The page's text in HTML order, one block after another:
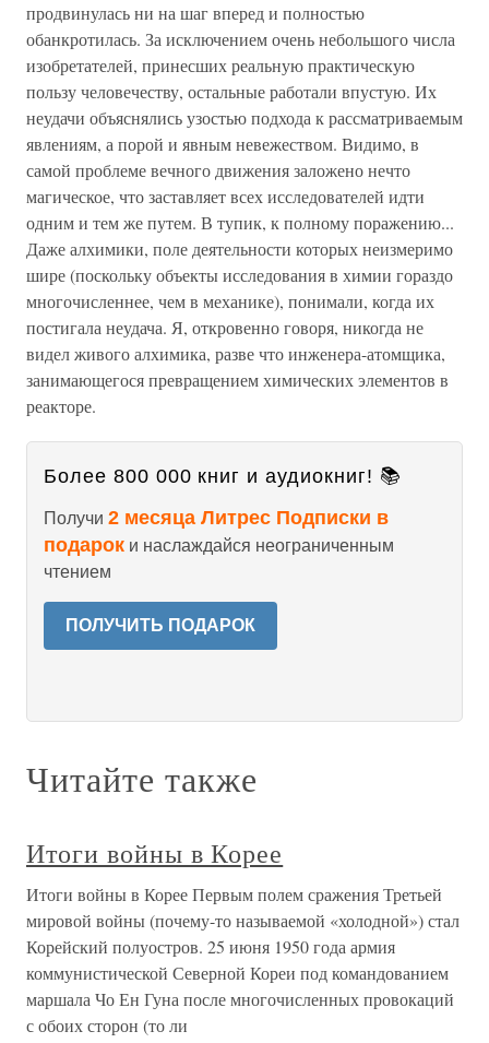
продвинулась ни на шаг вперед и полностью
обанкротилась. За исключением очень небольшого числа
изобретателей, принесших реальную практическую
пользу человечеству, остальные работали впустую. Их
неудачи объяснялись узостью подхода к рассматриваемым
явлениям, а порой и явным невежеством. Видимо, в
самой проблеме вечного движения заложено нечто
магическое, что заставляет всех исследователей идти
одним и тем же путем. В тупик, к полному поражению...
Даже алхимики, поле деятельности которых неизмеримо
шире (поскольку объекты исследования в химии гораздо
многочисленнее, чем в механике), понимали, когда их
постигала неудача. Я, откровенно говоря, никогда не
видел живого алхимика, разве что инженера-атомщика,
занимающегося превращением химических элементов в
реакторе.
Более 800 000 книг и аудиокниг! 📚
Получи 2 месяца Литрес Подписки в
подарок и наслаждайся неограниченным
чтением
ПОЛУЧИТЬ ПОДАРОК
Читайте также
Итоги войны в Корее
Итоги войны в Корее Первым полем сражения Третьей
мировой войны (почему-то называемой «холодной») стал
Корейский полуостров. 25 июня 1950 года армия
коммунистической Северной Кореи под командованием
маршала Чо Ен Гуна после многочисленных провокаций
с обоих сторон (то ли